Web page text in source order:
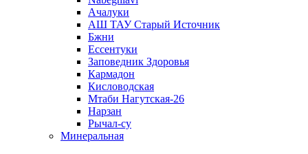
Ачалуки
АШ ТАУ Старый Источник
Бжни
Ессентуки
Заповедник Здоровья
Кармадон
Кисловодская
Мтаби Нагутская-26
Нарзан
Рычал-су
Минеральная